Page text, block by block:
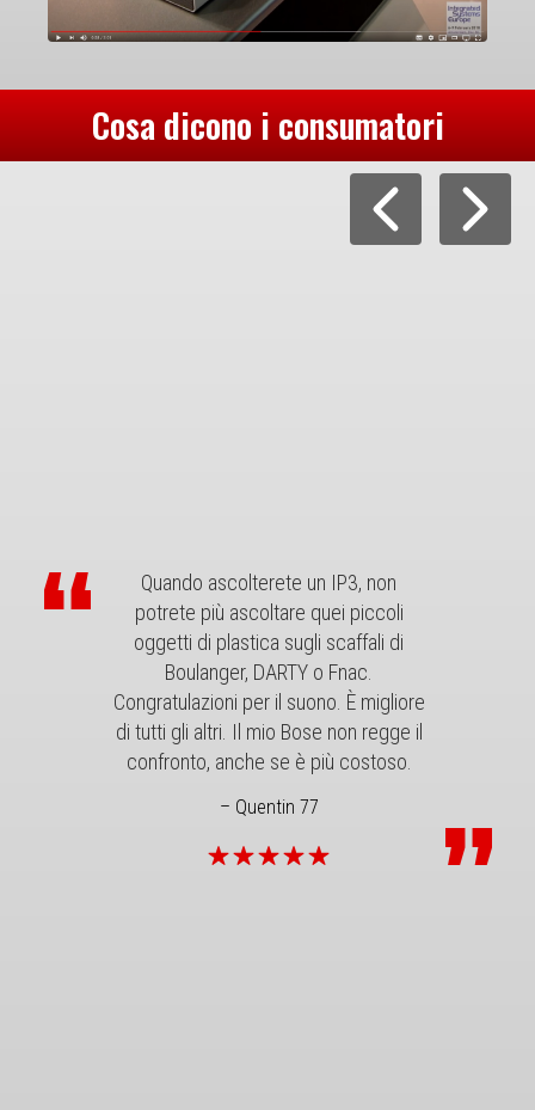
Cosa dicono i consumatori
“
Quando ascolterete un IP3, non
potrete più ascoltare quei piccoli
oggetti di plastica sugli scaffali di
Boulanger, DARTY o Fnac.
Congratulazioni per il suono. È migliore
di tutti gli altri. Il mio Bose non regge il
confronto, anche se è più costoso.
– Quentin 77 ”